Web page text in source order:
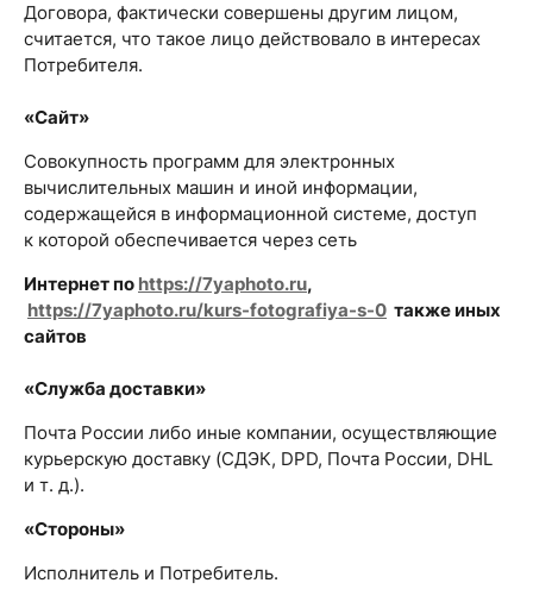
Договора, фактически совершены другим лицом,
считается, что такое лицо действовало в интересах
Потребителя.
«Сайт»
Совокупность программ для электронных
вычислительных машин и иной информации,
содержащейся в информационной системе, доступ
к которой обеспечивается через сеть
Интернет по https://7yaphoto.ru,
https://7yaphoto.ru/kurs-fotografiya-s-0 также иных
сайтов
«Служба доставки»
Почта России либо иные компании, осуществляющие
курьерскую доставку (СДЭК, DPD, Почта России, DHL
и т. д.).
«Стороны»
Исполнитель и Потребитель.